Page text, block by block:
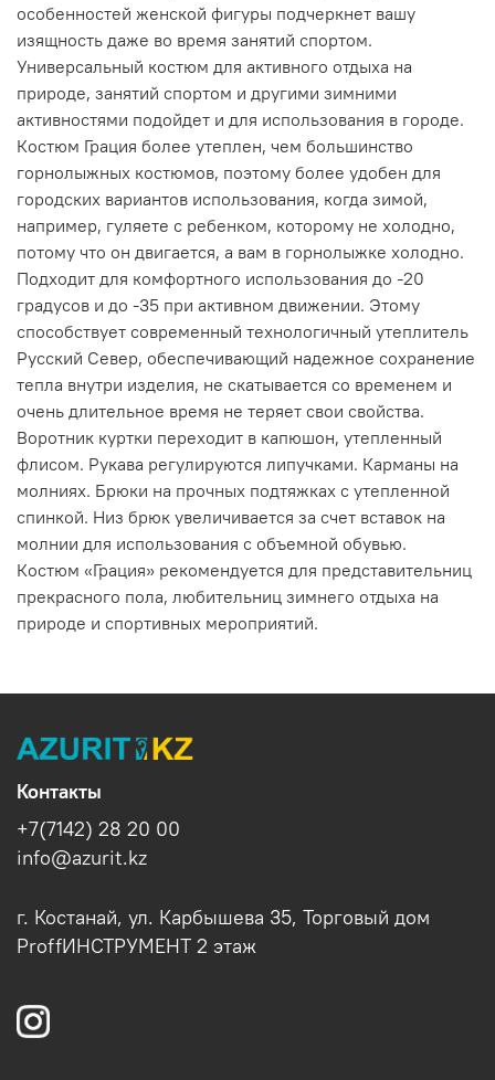
особенностей женской фигуры подчеркнет вашу
изящность даже во время занятий спортом.
Универсальный костюм для активного отдыха на
природе, занятий спортом и другими зимними
активностями подойдет и для использования в городе.
Костюм Грация более утеплен, чем большинство
горнолыжных костюмов, поэтому более удобен для
городских вариантов использования, когда зимой,
например, гуляете с ребенком, которому не холодно,
потому что он двигается, а вам в горнолыжке холодно.
Подходит для комфортного использования до -20
градусов и до -35 при активном движении. Этому
способствует современный технологичный утеплитель
Русский Север, обеспечивающий надежное сохранение
тепла внутри изделия, не скатывается со временем и
очень длительное время не теряет свои свойства.
Воротник куртки переходит в капюшон, утепленный
флисом. Рукава регулируются липучками. Карманы на
молниях. Брюки на прочных подтяжках с утепленной
спинкой. Низ брюк увеличивается за счет вставок на
молнии для использования с объемной обувью.
Костюм «Грация» рекомендуется для представительниц
прекрасного пола, любительниц зимнего отдыха на
природе и спортивных мероприятий.
Контакты
+7(7142) 28 20 00
info@azurit.kz
г. Костанай, ул. Карбышева 35, Торговый дом
ProffИНСТРУМЕНТ 2 этаж